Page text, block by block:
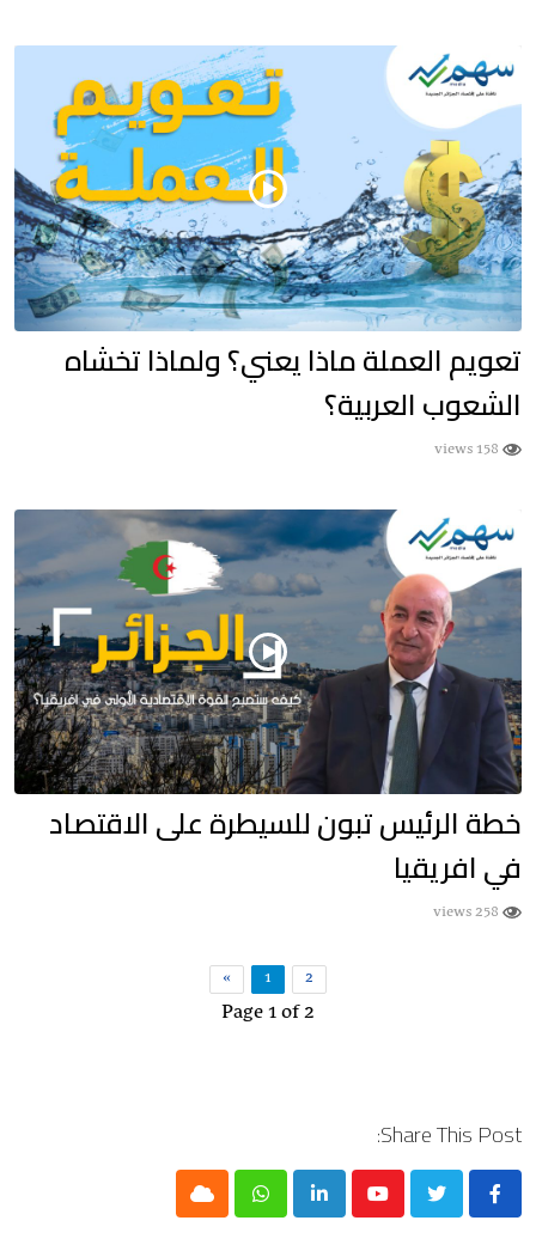
تعويم العملة ماذا يعني؟ ولماذا تخشاه
الشعوب العربية؟
158 views
خطة الرئيس تبون للسيطرة على الاقتصاد
في افريقيا
258 views
1 2
»
Page 1 of 2
Share This Post:
Youtube
LinkedIn
Whatsapp
Cloud